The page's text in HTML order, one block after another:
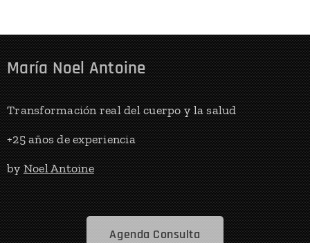
María Noel Antoine
Transformación real del cuerpo y la salud
+25 años de experiencia
byNoel Antoine
Agenda Consulta